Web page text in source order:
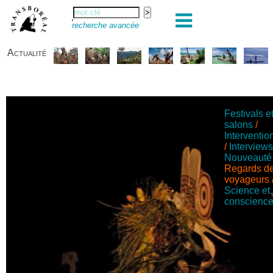
recherche avancée
Actualité
Festivals
salons /
/ Interviews
Nouveauté
Regards
voyageurs
Science et